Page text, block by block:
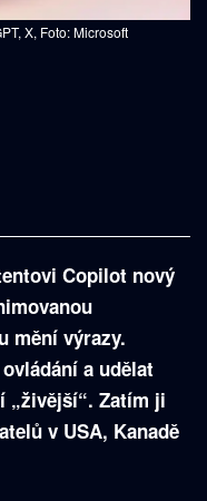
X, Foto: Microsoft
Copilot nový
mění výrazy.
a udělat
„živější“. Zatím ji
v USA, Kanadě